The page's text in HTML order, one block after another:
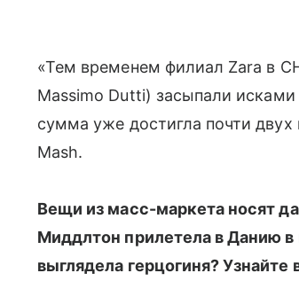
«Тем временем филиал Zara в
Massimo Dutti) засыпали
сумма уже достигла почти
Mash.
Вещи из масс-маркета носят
Миддлтон прилетела в Данию в
выглядела герцогиня? Узнайте